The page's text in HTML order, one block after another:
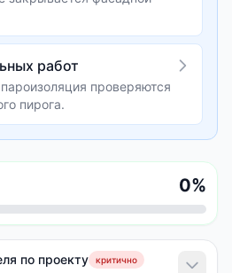
работ
проверяются
пирога.
0%
по проекту критично